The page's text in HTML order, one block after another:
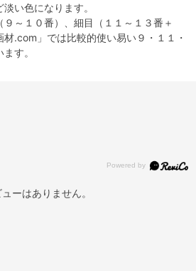
い色になります。
～１０番）、細目（１１～１３番＋
.com」では比較的使い易い９・１１・
す。
ューはありません。